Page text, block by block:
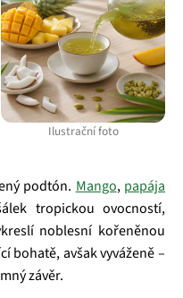
Ilustrační foto
podtón. Mango, papája
tropickou ovocností,
noblesní kořeněnou
bohatě, avšak vyváženě –
závěr.